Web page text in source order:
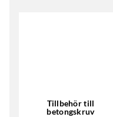
Tillbehör till
betongskruv